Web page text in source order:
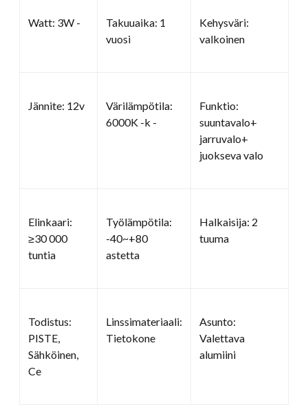
Watt: 3W -
Takuuaika: 1
vuosi
Kehysväri:
valkoinen
Jännite: 12v
Värilämpötila:
6000K -k -
Funktio:
suuntavalo+
jarruvalo+
juokseva valo
Elinkaari:
≥30 000
tuntia
Työlämpötila:
-40~+80
astetta
Halkaisija: 2
tuuma
Todistus:
PISTE,
Sähköinen,
Ce
Linssimateriaali:
Tietokone
Asunto:
Valettava
alumiini